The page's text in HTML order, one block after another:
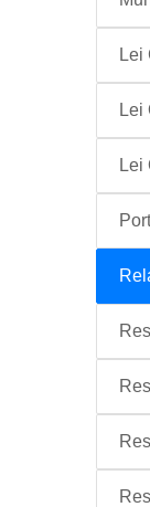
Lei
Lei
Lei